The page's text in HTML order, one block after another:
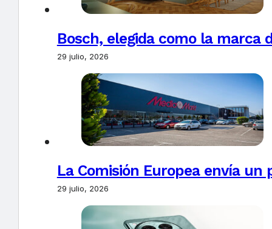
Bosch, elegida como la marca
29 julio, 2026
La Comisión Europea envía un
29 julio, 2026